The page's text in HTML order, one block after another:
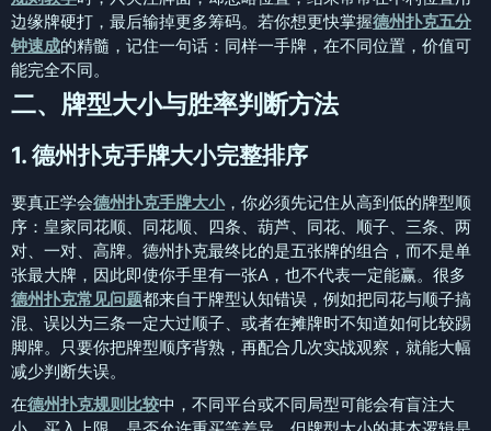
边缘牌硬打，最后输掉更多筹码。若你想更快掌握德州扑克五分
钟速成的精髓，记住一句话：同样一手牌，在不同位置，价值可
能完全不同。
二、牌型大小与胜率判断方法
1. 德州扑克手牌大小完整排序
要真正学会德州扑克手牌大小，你必须先记住从高到低的牌型顺
序：皇家同花顺、同花顺、四条、葫芦、同花、顺子、三条、两
对、一对、高牌。德州扑克最终比的是五张牌的组合，而不是单
张最大牌，因此即使你手里有一张A，也不代表一定能赢。很多
德州扑克常见问题都来自于牌型认知错误，例如把同花与顺子搞
混、误以为三条一定大过顺子、或者在摊牌时不知道如何比较踢
脚牌。只要你把牌型顺序背熟，再配合几次实战观察，就能大幅
减少判断失误。
在德州扑克规则比较中，不同平台或不同局型可能会有盲注大